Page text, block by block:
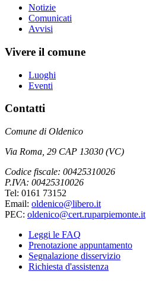
Notizie
Comunicati
Avvisi
Vivere il comune
Luoghi
Eventi
Contatti
Comune di Oldenico
Via Roma, 29 CAP 13030 (VC)
Codice fiscale: 00425310026
P.IVA: 00425310026
Tel: 0161 73152
Email: oldenico@libero.it
PEC: oldenico@cert.ruparpiemonte.it
Leggi le FAQ
Prenotazione appuntamento
Segnalazione disservizio
Richiesta d'assistenza